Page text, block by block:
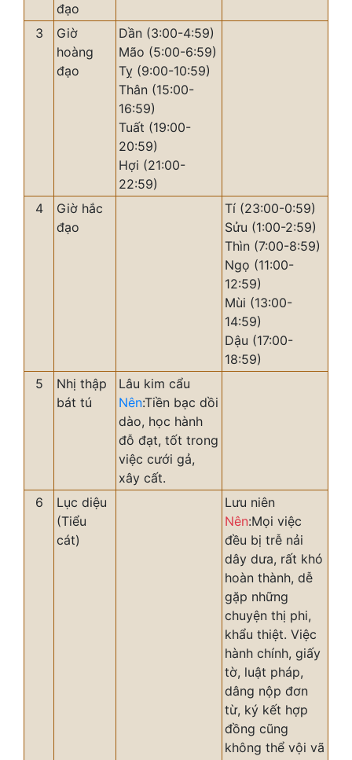
đạo
3
Giờ
hoàng
đạo
Dần (3:00-4:59)
Mão (5:00-6:59)
Tỵ (9:00-10:59)
Thân (15:00-
16:59)
Tuất (19:00-
20:59)
Hợi (21:00-
22:59)
4
Giờ hắc
đạo
Tí (23:00-0:59)
Sửu (1:00-2:59)
Thìn (7:00-8:59)
Ngọ (11:00-
12:59)
Mùi (13:00-
14:59)
Dậu (17:00-
18:59)
5
Nhị thập
bát tú
Lâu kim cẩu
Nên:Tiền bạc dồi
dào, học hành
đỗ đạt, tốt trong
việc cưới gả,
xây cất.
6
Lục diệu
(Tiểu
cát)
Lưu niên
Nên:Mọi việc
đều bị trễ nải
dây dưa, rất khó
hoàn thành, dễ
gặp những
chuyện thị phi,
khẩu thiệt. Việc
hành chính, giấy
tờ, luật pháp,
dâng nộp đơn
từ, ký kết hợp
đồng cũng
không thể vội vã